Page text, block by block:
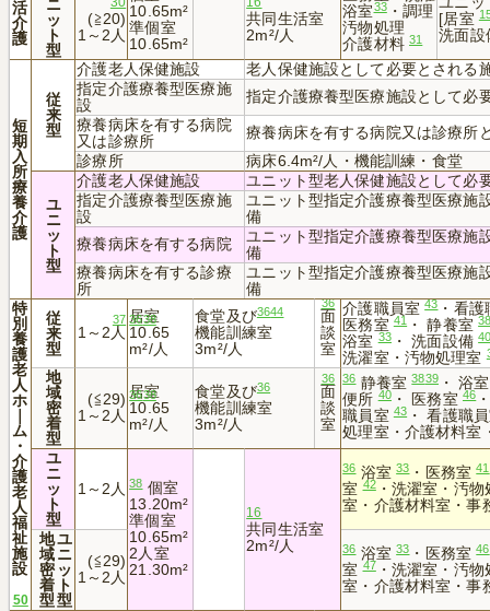
活
介
護
ニ
ッ
ト
型
(≧20)
1～2人
10.65m²
準個室
10.65m²
共同生活室
2m²/人
浴室33・調理
汚物処理
介護材料 31
[居室
洗面
短
期
入
所
療
養
介
護
従
来
型
介護老人保健施設
老人保健施設として必要とされる
指定介護療養型医療施
設
指定介護療養型医療施設として必
療養病床を有する病院
又は診療所
療養病床を有する病院又は診療所
診療所
病床6.4m²/人・機能訓練・食堂
ユ
ニ
ッ
ト
型
介護老人保健施設
ユニット型老人保健施設として必
指定介護療養型医療施
設
ユニット型指定介護療養型医療施
備
療養病床を有する病院
ユニット型指定介護療養型医療施
備
療養病床を有する診療
所
ユニット型指定介護療養型医療施
備
特
別
養
護
老
人
ホ
ム
・
介
護
老
人
福
祉
施
設
50
従
来
型
37
1～2人
居室
3638
10.65
m²/人
食堂及び3644
機能訓練室
3m²/人
36
面
談
室
介護職員室43・看護
医務室41・ 静養室
浴室33 ・ 洗面設備
洗濯室・汚物処理室
地
域
密
着
型
(≦29)
1～2人
居室
3638
10.65
m²/人
食堂及び36
機能訓練室
3m²/人
36
面
談
室
36静養室3839・ 浴
便所40 ・ 医務室 46
職員室43・ 看護職
処理室・介護材料室
ユ
ニ
ッ
ト
型
1～2人 38個室
13.20m²
準個室
10.65m²
2人室
21.30m²
16
共同生活室
2m²/人
36浴室33・医務室41
室42・洗濯室・汚物
室・介護材料室・事
ユ
ニ
ッ
ト
型
地
域
密
着
型
(≦29)
1～2人
36浴室33・医務室46
室47・洗濯室・汚物
室・介護材料室・事